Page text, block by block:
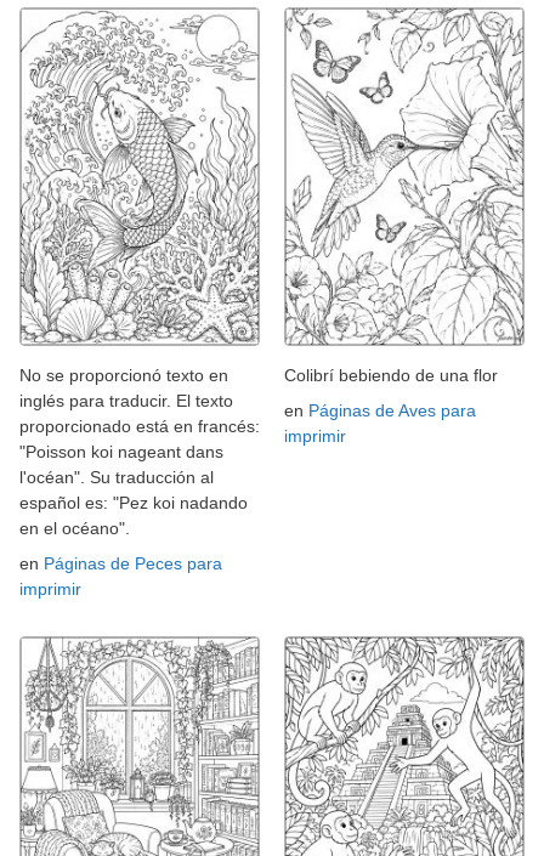
No se proporcionó texto en
inglés para traducir. El texto
proporcionado está en francés:
"Poisson koi nageant dans
l'océan". Su traducción al
español es: "Pez koi nadando
en el océano".
en Páginas de Peces para
imprimir
Colibrí bebiendo de una flor
en Páginas de Aves para
imprimir